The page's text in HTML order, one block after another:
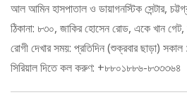
আল আমিন হাসপাতাল ও ডায়াগনস্টিক সেন্টার,
ঠিকানা: ৮৩০, জাকির হোসেন রোড, একে খান
রোগী দেখার সময়: প্রতিদিন (শুক্রবার ছাড়া)
সিরিয়াল দিতে কল করুণ: +৮৮০১৮৮৬-৮৩৩৩৬৪